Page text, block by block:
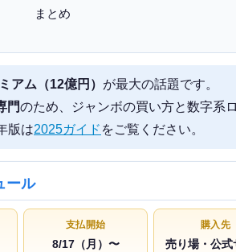
まとめ
アム（12億円） が最大の話題です。
門のため、ジャンボの買い方と数字系
版は2025ガイド をご覧ください。
ール
支払開始
8/17（月）〜
購入先
売り場・公式